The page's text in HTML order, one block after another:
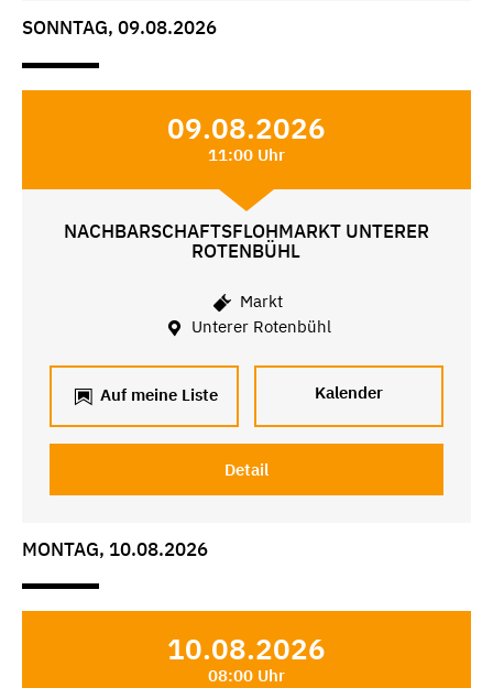
SONNTAG, 09.08.2026
09.08.2026
11:00 Uhr
NACHBARSCHAFTSFLOHMARKT UNTERER
ROTENBÜHL
Markt
Unterer Rotenbühl
Auf meine Liste Kalender
Detail
MONTAG, 10.08.2026
10.08.2026
08:00 Uhr